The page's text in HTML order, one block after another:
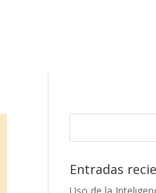
Entradas